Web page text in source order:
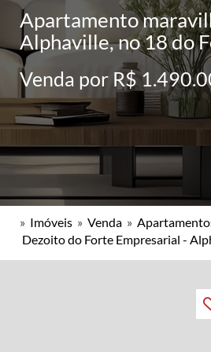
Apartamento
Alphaville, no 18 do
Venda por R$
» Imóveis » Venda »
Dezoito do Forte Empresarial -